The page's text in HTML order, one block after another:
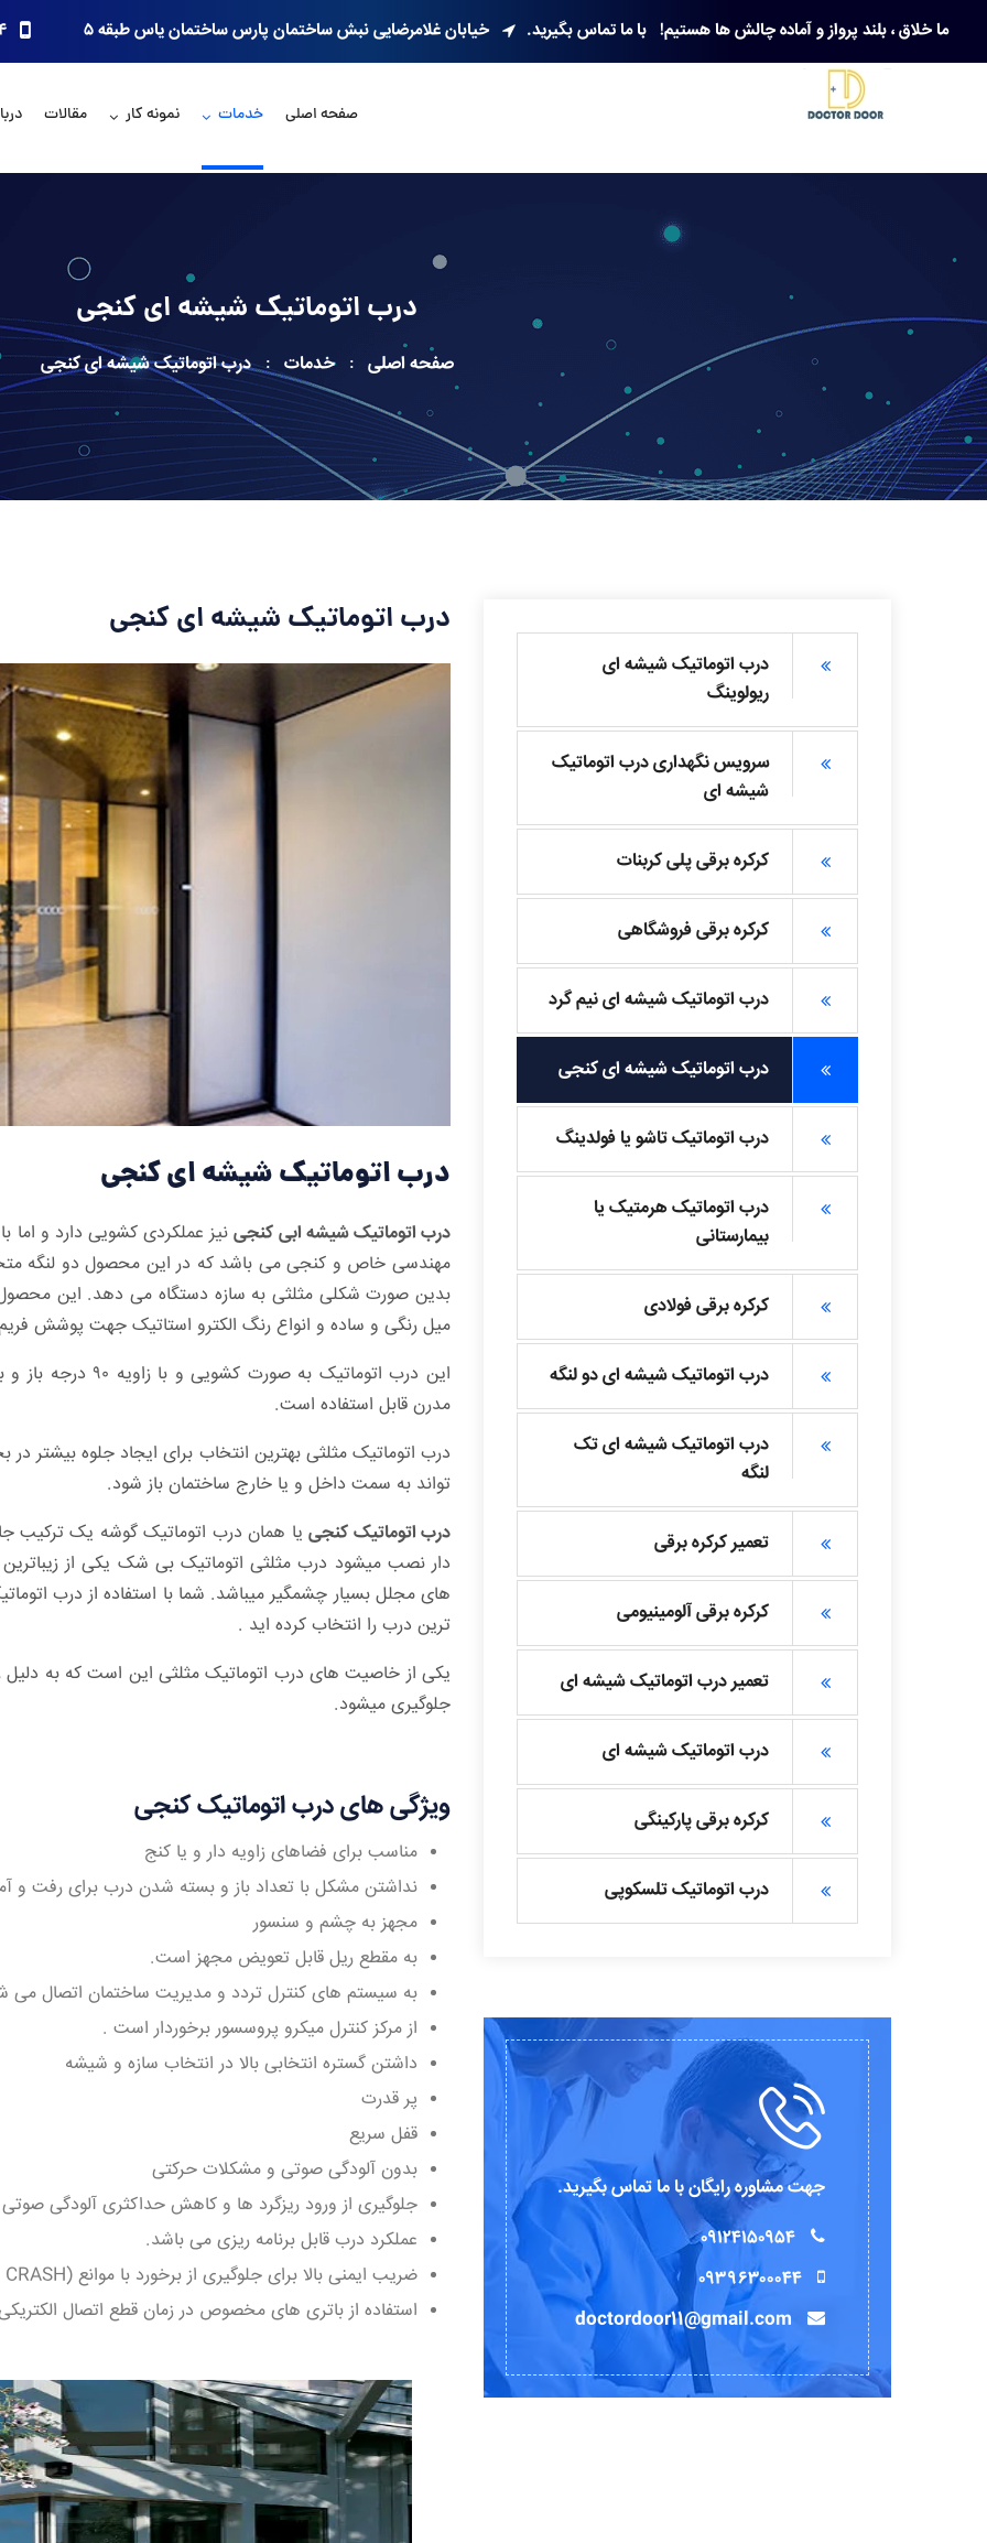
ما خلاق ، بلند پرواز و آماده چالش ها هستیم! با ما تماس بگیرید. خیابان غلامرضایی نبش ساختمان پارس ساختمان یاس طبقه ۵
صفحه اصلی خدمات نمونه کار مقالات
درب اتوماتیک شیشه ای کنجی
صفحه اصلی خدمات درب اتوماتیک شیشه ای کنجی
درب اتوماتیک شیشه ای
ریولوینگ
سرویس نگهداری درب اتوماتیک
شیشه ای
کرکره برقی پلی کربنات
کرکره برقی فروشگاهی
درب اتوماتیک شیشه ای نیم گرد
درب اتوماتیک شیشه ای کنجی
درب اتوماتیک تاشو یا فولدینگ
درب اتوماتیک هرمتیک یا
بیمارستانی
کرکره برقی فولادی
درب اتوماتیک شیشه ای دو لنگه
درب اتوماتیک شیشه ای تک
لنگه
تعمیر کرکره برقی
کرکره برقی آلومینیومی
تعمیر درب اتوماتیک شیشه ای
درب اتوماتیک شیشه ای
کرکره برقی پارکینگی
درب اتوماتیک تلسکوپی
جهت مشاوره رایگان با ما تماس بگیرید.
۰۹۱۲۴۱۵۰۹۵۴
۰۹۳۹۶۳۰۰۰۴۴
درب اتوماتیک شیشه ای کنجی
درب اتوماتیک شیشه ای کنجی
درب اتوماتیک شیشه ابی کنجینیز عملکردی کشویی دارد و اما
مهندسی خاص و کنجی می باشد که در این محصول دو لنگه
میل رنگی و ساده و انواع رنگ الکترو استاتیک جهت پوشش
این درب اتوماتیک
مدرن قابل استفاده است.
درب اتوماتیک مثلثی بهترین انتخاب برای ایجاد جلوه
تواند به سمت داخل و یا خارج ساختمان باز شود.
درب اتوماتیک کنجییا همان درب اتوماتیک گوشه یک ترکیب
دار نصب میشود درب مثلثی اتوماتیک بی شک یکی از
های مجلل بسیار چشمگیر میباشد. شما با استفاده از درب
ترین درب را انتخاب کرده اید .
یکی از خاصیت های درب اتوماتیک مثلثی این است که به
جلوگیری میشود.
ویژگی های درب اتوماتیک کنجی
مناسب برای فضاهای زاویه دار و یا کنج
نداشتن مشکل با تعداد باز و بسته شدن درب برای رفت و
مجهز به چشم و سنسور
به مقطع ریل قابل تعویض مجهز است.
به سیستم های کنترل تردد و مدیریت ساختمان اتصال می
از مرکز کنترل میکرو پروسسور برخوردار است .
داشتن گستره انتخابی بالا در انتخاب سازه و شیشه
پر قدرت
قفل سریع
بدون آلودگی صوتی و مشکلات حرکتی
جلوگیری از ورود ریزگرد ها و کاهش حداکثری آلودگی صوتی
عملکرد درب قابل برنامه ریزی می باشد.
ضریب ایمنی بالا برای جلوگیری از برخورد با موانع (ANTI CRASH)
استفاده از باتری های مخصوص در زمان قطع اتصال